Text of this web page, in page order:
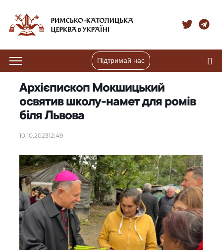
Підтримай нас
Архієпископ Мокшицький
освятив школу-намет для ромів
біля Львова
10.10.202312:49